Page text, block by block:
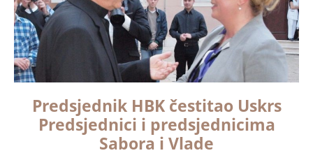
Predsjednik HBK čestitao Uskrs
Predsjednici i predsjednicima
Sabora i Vlade